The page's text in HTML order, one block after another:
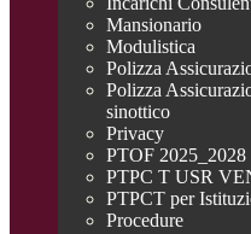
Mansionario
Modulistica
Polizza
Polizza
sinottico
Privacy
PTOF 2025_2028
PTPC T USR
PTPCT per
Procedure